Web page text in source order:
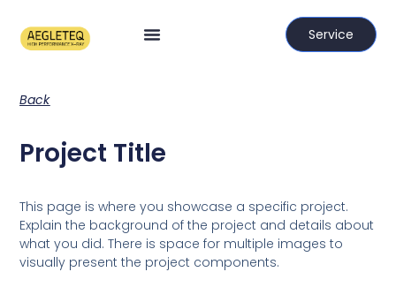
Service
Back
Project Title
This page is where you showcase a specific project.
Explain the background of the project and details about
what you did. There is space for multiple images to
visually present the project components.